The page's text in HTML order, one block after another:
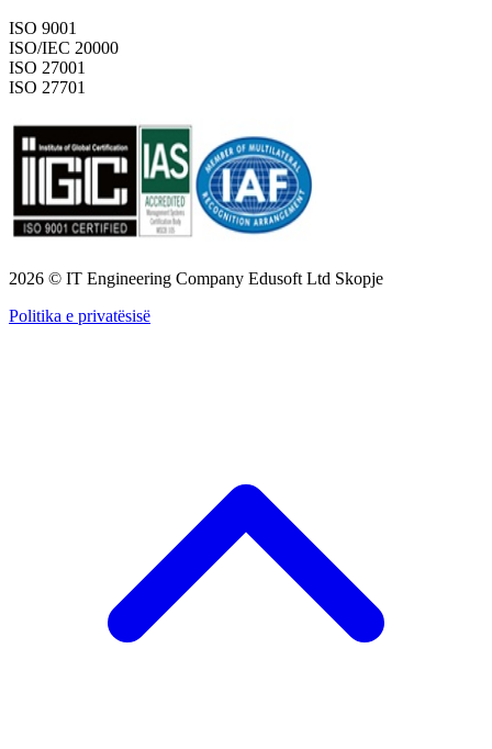
ISO 9001
ISO/IEC 20000
ISO 27001
ISO 27701
2026 © IT Engineering Company Edusoft Ltd Skopje
Politika e privatësisë